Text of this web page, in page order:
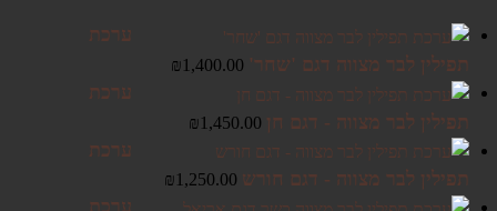
ערכת
תפילין לבר מצווה דגם 'שחר'
₪1,400.00
ערכת
תפילין לבר מצווה - דגם חן
₪1,450.00
ערכת
תפילין לבר מצווה - דגם חורש
₪1,250.00